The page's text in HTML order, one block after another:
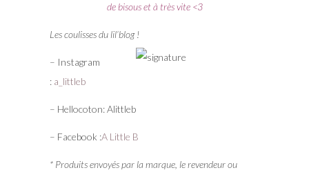
de bisous et à très vite <3
Les coulisses du lil’blog !
– Instagram
: a_littleb
– Hellocoton: Alittleb
– Facebook :A Little B
* Produits envoyés par la marque, le revendeur ou